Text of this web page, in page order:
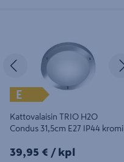
Edellinen
E
Kattovalaisin TRIO H2O
Condus 31,5cm E27 IP44 kromi
39,95€/kpl
39,95 € / kpl